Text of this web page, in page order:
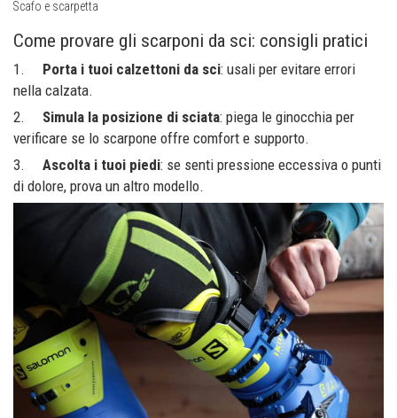
Scafo e scarpetta
Come provare gli scarponi da sci: consigli pratici
1. Porta i tuoi calzettoni da sci: usali per evitare errori
nella calzata.
2. Simula la posizione di sciata: piega le ginocchia per
verificare se lo scarpone offre comfort e supporto.
3. Ascolta i tuoi piedi: se senti pressione eccessiva o punti
di dolore, prova un altro modello.